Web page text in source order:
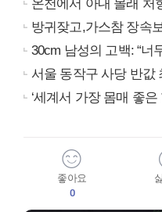
온천에서 아내 몰래 처
방귀잦고,가스참 장속
30cm 남성의 고백: “너
서울 동작구 사당 반값
‘세계서 가장 몸매 좋
좋아요
0